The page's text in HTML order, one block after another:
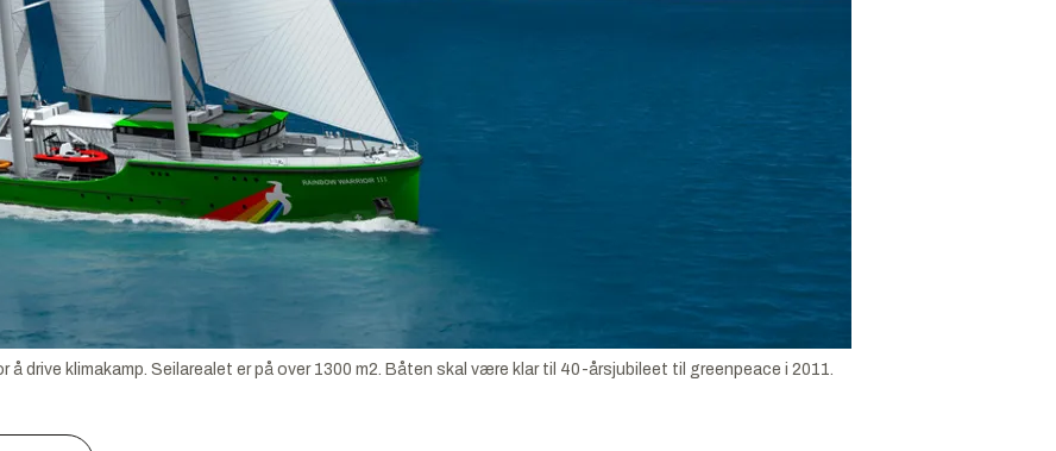
å drive klimakamp. Seilarealet er på over 1300 m2. Båten skal være klar til 40-årsjubileet til greenpeace i 2011.